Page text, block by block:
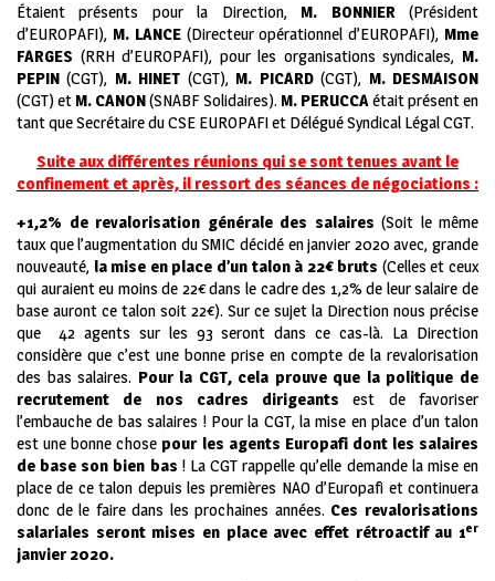
Étaient présents pour la Direction, M. BONNIER(Président
d’EUROPAFI), M. LANCE (Directeur opérationnel d’EUROPAFI), Mme
FARGES (RRH d’EUROPAFI), pour les organisations syndicales, M.
PEPIN(CGT), M. HINET (CGT), M. PICARD(CGT), M. DESMAISON
(CGT) et M. CANON(SNABF Solidaires). M. PERUCCAétait présent en
tant que Secrétaire du CSE EUROPAFI et Délégué Syndical Légal CGT.
Suite aux différentes réunions qui se sont tenues avant le
confinement et après, il ressort des séances de négociations :
+1,2% de revalorisation générale des salaires (Soit le même
taux que l’augmentation du SMIC décidé en janvier 2020 avec, grande
nouveauté, la mise en place d’un talon à 22€ bruts (Celles et ceux
qui auraient eu moins de 22€ dans le cadre des 1,2% de leur salaire de
base auront ce talon soit 22€). Sur ce sujet la Direction nous précise
que 42 agents sur les 93 seront dans ce cas-là. La Direction
considère que c’est une bonne prise en compte de la revalorisation
des bas salaires. Pour la CGT, cela prouve que la politique de
recrutement de nos cadres dirigeantsest de favoriser
l’embauche de bas salaires ! Pour la CGT, la mise en place d’un talon
est une bonne chosepour les agents Europafi dont les salaires
de base son bien bas ! La CGT rappelle qu’elle demande la mise en
place de ce talon depuis les premières NAO d’Europafi et continuera
donc de le faire dans les prochaines années. Ces revalorisations
salariales seront mises en place avec effet rétroactif au 1er
janvier 2020.